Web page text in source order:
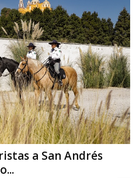
a San Andrés